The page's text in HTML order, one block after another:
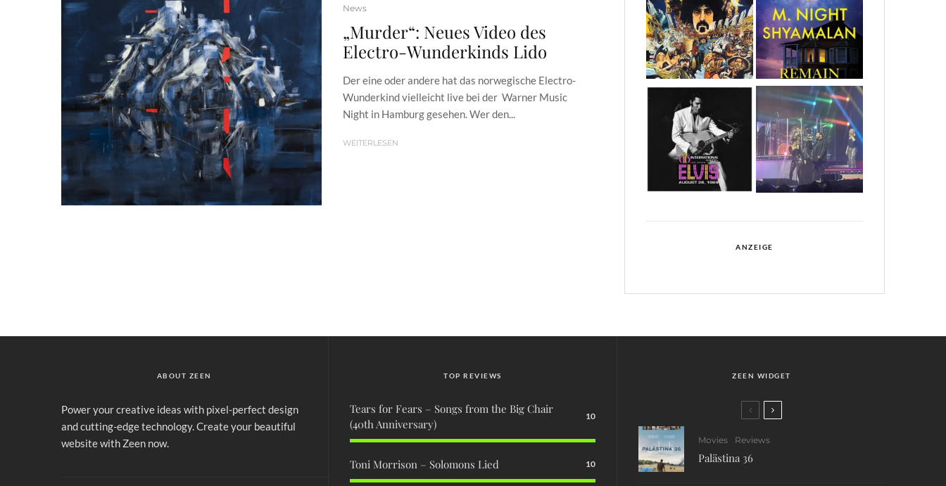
News
„Murder“: Neues Video des
Electro-Wunderkinds Lido
Der eine oder andere hat das norwegische Electro-
Wunderkind vielleicht live bei der Warner Music
Night in Hamburg gesehen. Wer den...
WEITERLESEN
ANZEIGE
ABOUT ZEEN
Power your creative ideas with pixel-perfect design
and cutting-edge technology. Create your beautiful
website with Zeen now.
TOP REVIEWS
Tears for Fears – Songs from the Big Chair
(40th Anniversary)
10
Toni Morrison – Solomons Lied 10
ZEEN WIDGET
Movies Reviews
Palästina 36